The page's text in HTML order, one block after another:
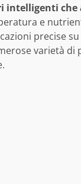
intelligenti
e
precise
varietà